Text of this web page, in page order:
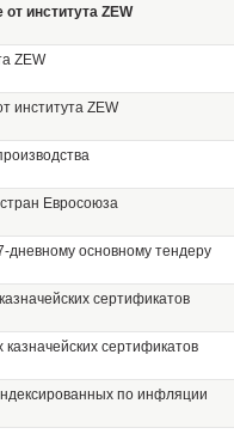
института ZEW
ZEW
института ZEW
Евросоюза
основному тендеру
сертификатов
сертификатов
по инфляции